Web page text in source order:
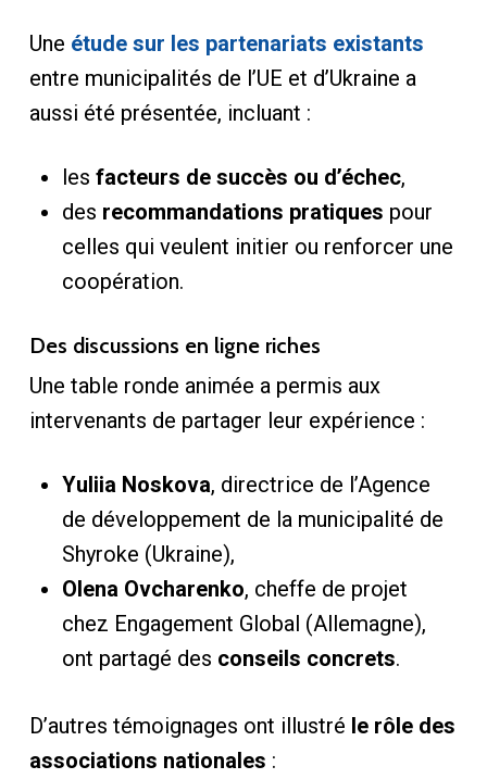
Une étude sur les partenariats existants
entre municipalités de l’UE et d’Ukraine a
aussi été présentée, incluant :
les facteurs de succès ou d’échec,
des recommandations pratiques pour
celles qui veulent initier ou renforcer une
coopération.
Des discussions en ligne riches
Une table ronde animée a permis aux
intervenants de partager leur expérience :
Yuliia Noskova, directrice de l’Agence
de développement de la municipalité de
Shyroke (Ukraine),
Olena Ovcharenko, cheffe de projet
chez Engagement Global (Allemagne),
ont partagé des conseils concrets.
D’autres témoignages ont illustré le rôle des
associations nationales :